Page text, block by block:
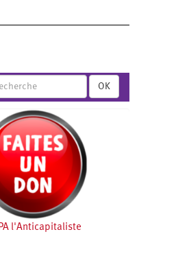
OK
l'Anticapitaliste